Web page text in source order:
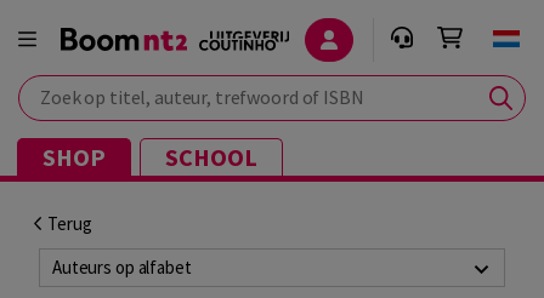
Zoek op titel, auteur, trefwoord of ISBN
SHOP SCHOOL
Terug
Auteurs op alfabet